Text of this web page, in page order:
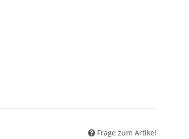
Frage zum Artikel